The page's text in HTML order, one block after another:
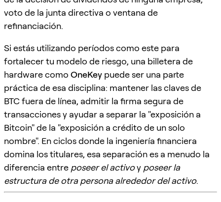
voto de la junta directiva o ventana de
refinanciación.
Si estás utilizando períodos como este para
fortalecer tu modelo de riesgo, una billetera de
hardware como OneKey puede ser una parte
práctica de esa disciplina: mantener las claves de
BTC fuera de línea, admitir la firma segura de
transacciones y ayudar a separar la "exposición a
Bitcoin" de la "exposición a crédito de un solo
nombre". En ciclos donde la ingeniería financiera
domina los titulares, esa separación es a menudo la
diferencia entre poseer el activoy poseer la
estructura de otra persona alrededor del activo.